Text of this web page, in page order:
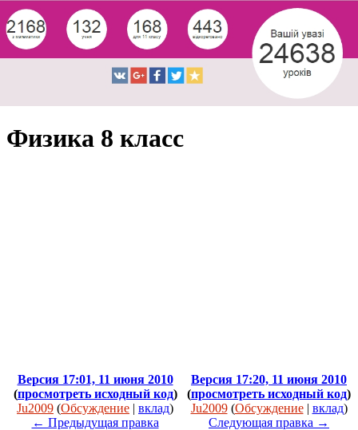
Физика 8 класс
Версия 17:01, 11 июня 2010
(просмотреть исходный код)
Ju2009 (Обсуждение | вклад)
← Предыдущая правка
Версия 17:20, 11 июня 2010
(просмотреть исходный код)
Ju2009 (Обсуждение| вклад)
Следующая правка →